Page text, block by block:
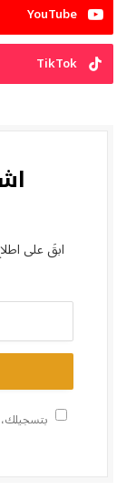
YouTube
TikTok
ابقَ على